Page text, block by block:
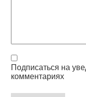
Подписаться на
комментариях